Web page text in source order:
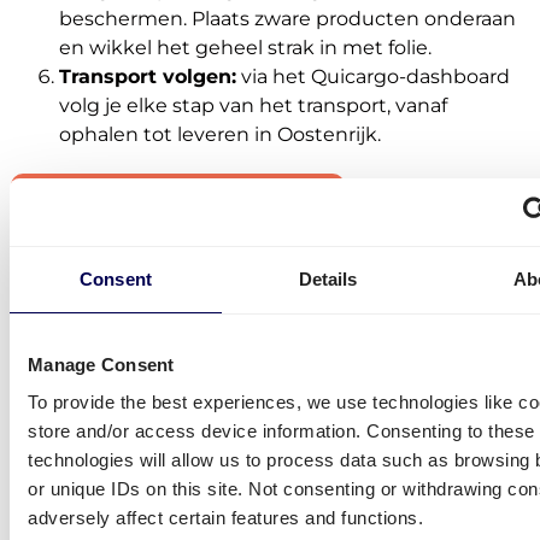
Consent Details
Manage Consent
To provide the best experiences, we use technologies like
store and/or access device information. Consenting to these
technologies will allow us to process data such as browsing
or unique IDs on this site. Not consenting or withdrawing
adversely affect certain features and functions.
beschermen. Plaats zware producten onderaan
en wikkel het geheel strak in met folie.
Transport volgen:via het Quicargo-dashboard
volg je elke stap van het transport, vanaf
ophalen tot leveren in Oostenrijk.
Belang van goede verpakking
pallet transport naar
Een goede verpakking is essentieel wanneer je
pallets naar Oostenrijk verstuurt. Tijdens
internationaal transport worden pallets vaak